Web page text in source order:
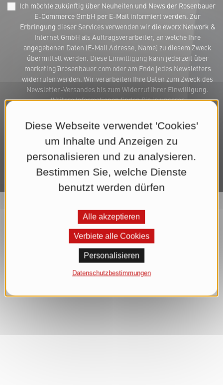
Ich möchte zukünftig über Neuheiten und News der Rosenbauer
E-Commerce GmbH per E-Mail informiert werden. Zur
Erbringung dieser Services verwenden wir die eworx Network &
Internet GmbH als Auftragsverarbeiter, an welche Ihre
angegebenen Daten (E-Mail Adresse, Name) zu diesem Zweck
übermittelt werden. Diese Einwilligung kann jederzeit über
marketing@rosenbauer.com oder am Ende jedes Newsletters
widerrufen werden. Wir verarbeiten Ihre Daten zum Zweck des
Newsletter-Versandes bis zum Widerruf Ihrer Einwilligung.
Weitere Informationen finden Sie in unserer
Jetzt Newsletter abonnieren
Diese Webseite verwendet 'Cookies'
um Inhalte und Anzeigen zu
personalisieren und zu analysieren.
Bestimmen Sie, welche Dienste
benutzt werden dürfen
Alle akzeptieren
Verbiete alle Cookies
Personalisieren
Datenschutzbestimmungen